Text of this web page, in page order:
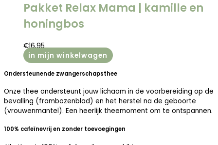
Pakket Relax Mama | kamille en
honingbos
€16,95
in mijn winkelwagen
Ondersteunende zwangerschapsthee
Onze thee ondersteunt jouw lichaam in de voorbereiding op de
bevalling (frambozenblad) en het herstel na de geboorte
(vrouwenmantel). Een heerlijk theemoment om te ontspannen.
100% cafeïnevrij en zonder toevoegingen